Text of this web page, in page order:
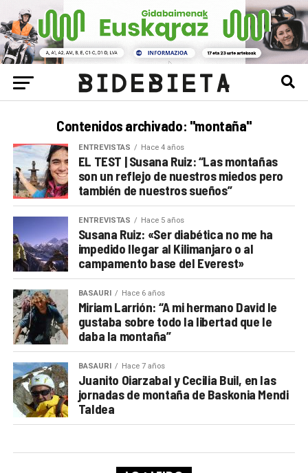
Contenidos archivado: "montaña"
ENTREVISTAS Hace 4 años
EL TEST | Susana Ruiz: “Las montañas
son un reflejo de nuestros miedos pero
también de nuestros sueños”
ENTREVISTAS Hace 5 años
Susana Ruiz: «Ser diabética no me ha
impedido llegar al Kilimanjaro o al
campamento base del Everest»
BASAURI Hace 6 años
Miriam Larrión: “A mi hermano David le
gustaba sobre todo la libertad que le
daba la montaña”
BASAURI Hace 7 años
Juanito Oiarzabal y Cecilia Buil, en las
jornadas de montaña de Baskonia Mendi
Taldea